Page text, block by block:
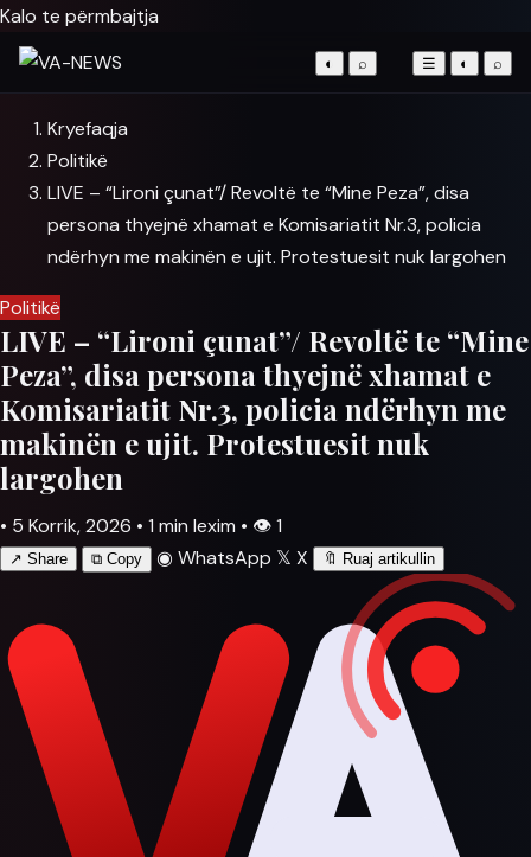
Kalo te përmbajtja
◐ ⌕ ☰ ◐ ⌕
Kryefaqja
Politikë
LIVE – “Lironi çunat”/ Revoltë te “Mine Peza”, disa
persona thyejnë xhamat e Komisariatit Nr.3, policia
ndërhyn me makinën e ujit. Protestuesit nuk largohen
Politikë
LIVE – “Lironi çunat”/ Revoltë te “Mine
Peza”, disa persona thyejnë xhamat e
Komisariatit Nr.3, policia ndërhyn me
makinën e ujit. Protestuesit nuk
largohen
• 5 Korrik, 2026 • 1 min lexim • 👁1
↗ Share ⧉ Copy ◉ WhatsApp 𝕏 X 🔖 Ruaj artikullin